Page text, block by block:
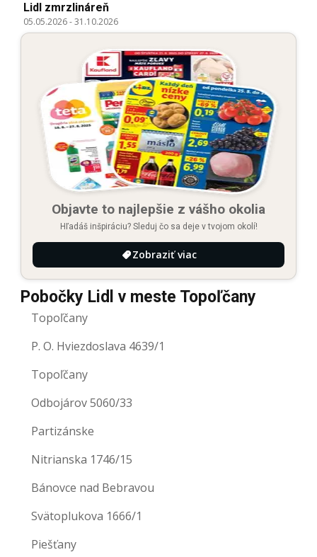
Lidl zmrzlináreň
05.05.2026-31.10.2026
Objavte to najlepšie z vášho okolia
Hľadáš inšpiráciu? Sleduj čo sa deje v tvojom okolí!
Zobraziť viac
Pobočky Lidl v meste Topoľčany
Topoľčany
P. O. Hviezdoslava 4639/1
Topoľčany
Odbojárov 5060/33
Partizánske
Nitrianska 1746/15
Bánovce nad Bebravou
Svätoplukova 1666/1
Piešťany